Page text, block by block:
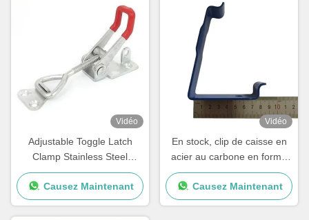
Vidéo
Adjustable Toggle Latch
Clamp Stainless Steel
Triangle Hasp Three Holes
Mortise Lock 80mm Backset
1 Key Quick Release
Causez Maintenant
Vidéo
En stock, clip de caisse en
acier au carbone en forme
de L pour l'emballage, boîte
en bois à ressort, clip de
palettes pour caisses, taille
Causez Maintenant